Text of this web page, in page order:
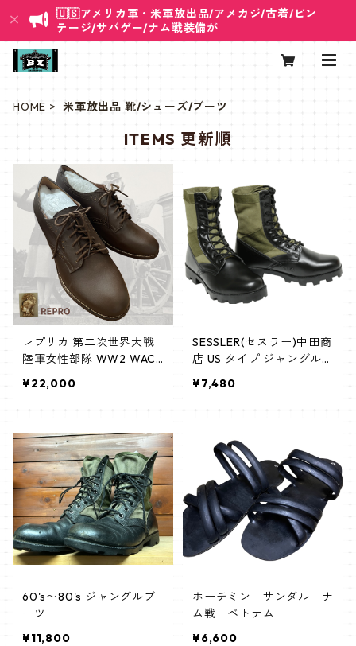
🇺🇸アメリカ軍・米軍放出品/アメカジ/古着/ビン
テージ/サバゲー/ナム戦装備が
HOME 米軍放出品 靴/シューズ/ブーツ
ITEMS 更新順
レプリカ 第二次世界大戦
陸軍女性部隊 WW2 WAC
ューズ レースアップ
¥22,000
SESSLER(セスラー)中田商
店 US タイプ ジャングルブ
¥7,480
60's〜80's ジャングルブ
ーツ
¥11,800
ホーチミン サンダル ナ
ム戦 ベトナム
¥6,600